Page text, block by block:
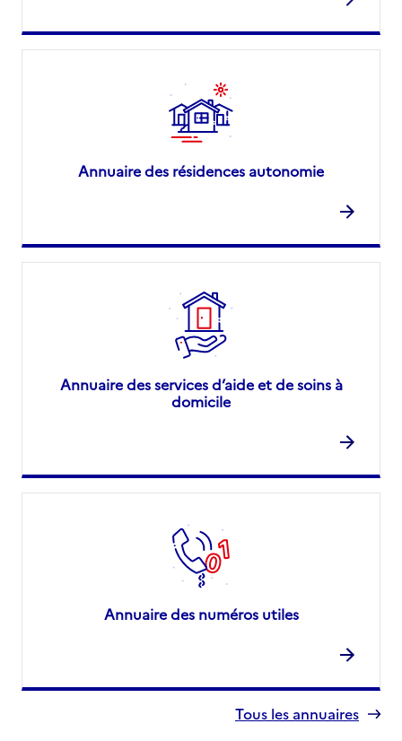
Annuaire des résidences autonomie
Annuaire des services d’aide et de soins à
domicile
Annuaire des numéros utiles
Tous les annuaires